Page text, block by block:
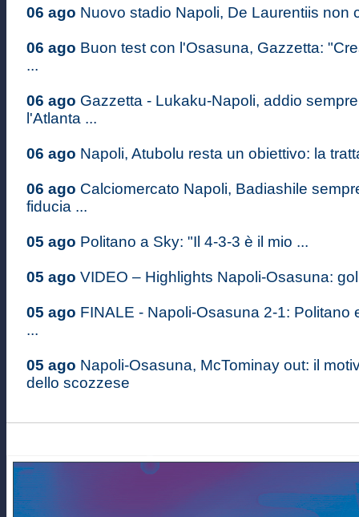
06 ago Nuovo stadio Napoli, De Laurentiis non
06 ago Buon test con l'Osasuna, Gazzetta:
...
06 ago Gazzetta - Lukaku-Napoli, addio
l'Atlanta ...
06 ago Napoli, Atubolu resta un obiettivo: la
06 ago Calciomercato Napoli, Badiashile
fiducia ...
05 ago Politano a Sky: "Il 4-3-3 è il mio ...
05 ago VIDEO – Highlights Napoli-Osasuna:
05 ago FINALE - Napoli-Osasuna 2-1: Politano
...
05 ago Napoli-Osasuna, McTominay out: il
dello scozzese